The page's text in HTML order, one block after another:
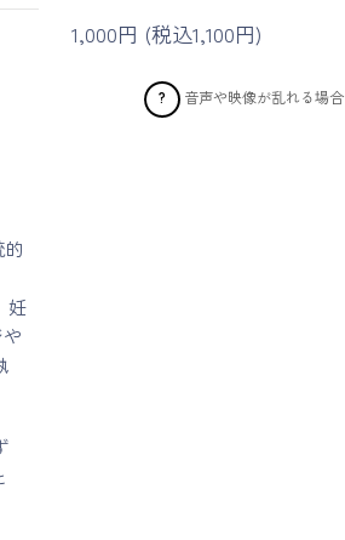
1,000円 (税込1,100円)
? 音声や映像が乱れる場合
妊